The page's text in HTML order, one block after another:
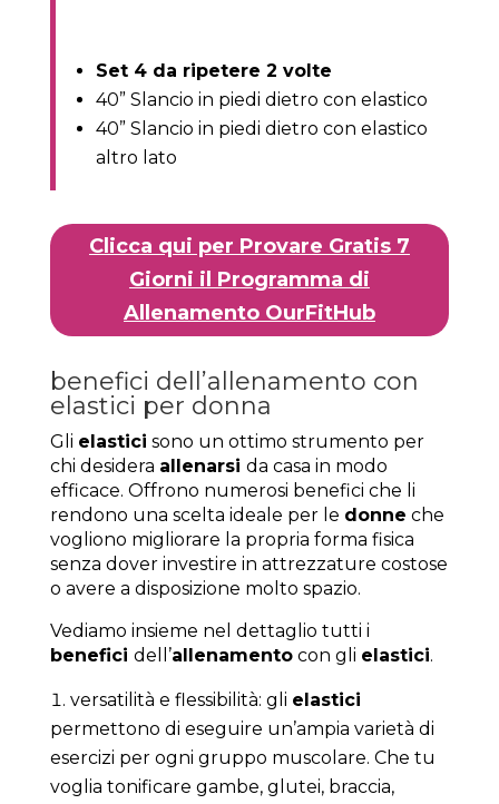
Set 4 da ripetere 2 volte
40” Slancio in piedi dietro con elastico
40” Slancio in piedi dietro con elastico
altro lato
Clicca qui per Provare Gratis 7
Giorni il Programma di
Allenamento OurFitHub
benefici dell’allenamento con
elastici per donna
Gli elastici sono un ottimo strumento per
chi desidera allenarsi da casa in modo
efficace. Offrono numerosi benefici che li
rendono una scelta ideale per le donne che
vogliono migliorare la propria forma fisica
senza dover investire in attrezzature costose
o avere a disposizione molto spazio.
Vediamo insieme nel dettaglio tutti i
benefici dell’allenamentocon gli elastici.
versatilità e flessibilità: gli elastici
permettono di eseguire un’ampia varietà di
esercizi per ogni gruppo muscolare. Che tu
voglia tonificare gambe, glutei, braccia,